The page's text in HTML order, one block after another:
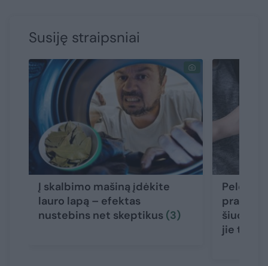
Susiję straipsniai
Į skalbimo mašiną įdėkite
lauro lapą – efektas
nustebins net skeptikus (3)
Pelėsis į
šiuos
jie turi